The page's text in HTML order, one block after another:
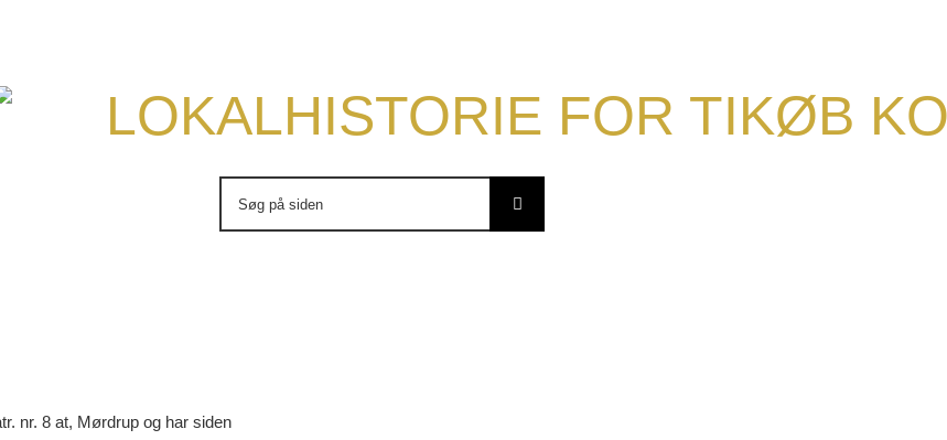
LOKALHISTORIE FOR TIKØB
nr. 8 at, Mørdrup og har siden